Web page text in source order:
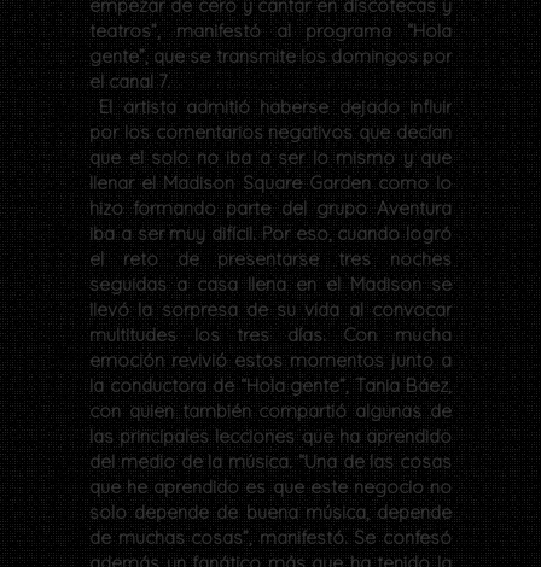
empezar de cero y cantar en discotecas y
teatros”, manifestó al programa “Hola
gente”, que se transmite los domingos por
el canal 7.
El artista admitió haberse dejado influir
por los comentarios negativos que decían
que el solo no iba a ser lo mismo y que
llenar el Madison Square Garden como lo
hizo formando parte del grupo Aventura
iba a ser muy difícil. Por eso, cuando logró
el reto de presentarse tres noches
seguidas a casa llena en el Madison se
llevó la sorpresa de su vida al convocar
multitudes los tres días. Con mucha
emoción revivió estos momentos junto a
la conductora de “Hola gente”, Tania Báez,
con quien también compartió algunas de
las principales lecciones que ha aprendido
del medio de la música. “Una de las cosas
que he aprendido es que este negocio no
solo depende de buena música, depende
de muchas cosas”, manifestó. Se confesó
además un fanático más que ha tenido la